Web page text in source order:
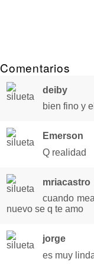
Comentarios
deiby
bien fino y
Emerson
Q realidad
mriacastro
cuando
nuevo se q te amo
jorge
es muy